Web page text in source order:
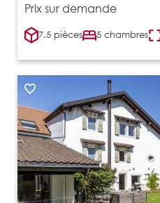
Prix sur demande
7.5 pièces 5 chambres